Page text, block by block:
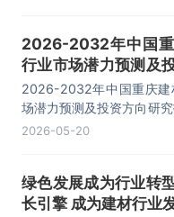
2026-2032年中国
行业市场潜力预测及
研究报告
2026-2032年中国重庆建
场潜力预测及投资方向研
要包括细分市场概况分析、
2026-05-20
绿色发展成为行业转
长引擎 成为建材行业